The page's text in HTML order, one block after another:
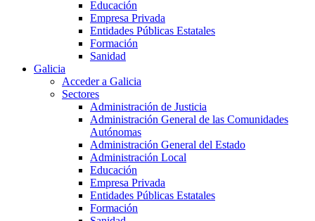
Educación
Empresa Privada
Entidades Públicas Estatales
Formación
Sanidad
Galicia
Acceder a Galicia
Sectores
Administración de Justicia
Administración General de las Comunidades
Autónomas
Administración General del Estado
Administración Local
Educación
Empresa Privada
Entidades Públicas Estatales
Formación